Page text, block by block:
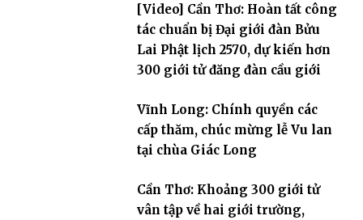
[Video] Cần Thơ: Hoàn tất công
tác chuẩn bị Đại giới đàn Bửu
Lai Phật lịch 2570, dự kiến hơn
300 giới tử đăng đàn cầu giới
Vĩnh Long: Chính quyền các
cấp thăm, chúc mừng lễ Vu lan
tại chùa Giác Long
Cần Thơ: Khoảng 300 giới tử
vân tập về hai giới trường,